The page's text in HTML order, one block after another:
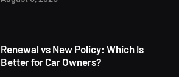
Renewal vs New Policy: Which Is
Better for Car Owners?